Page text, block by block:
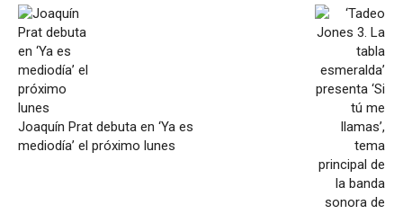
Joaquín Prat debuta en ‘Ya es
mediodía’ el próximo lunes